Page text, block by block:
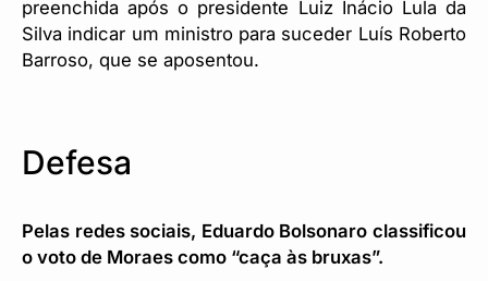
preenchida após o presidente Luiz Inácio Lula da
Silva indicar um ministro para suceder Luís Roberto
Barroso, que se aposentou.
Defesa
Pelas redes sociais, Eduardo Bolsonaro classificou
o voto de Moraes como “caça às bruxas”.